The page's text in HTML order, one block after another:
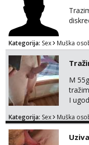
Kategorija: Sex Muška
M
I
Kategorija: Sex Muška